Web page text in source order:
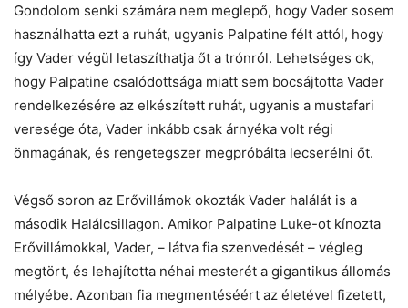
Gondolom senki számára nem meglepő, hogy Vader sosem
használhatta ezt a ruhát, ugyanis Palpatine félt attól, hogy
így Vader végül letaszíthatja őt a trónról. Lehetséges ok,
hogy Palpatine csalódottsága miatt sem bocsájtotta Vader
rendelkezésére az elkészített ruhát, ugyanis a mustafari
veresége óta, Vader inkább csak árnyéka volt régi
önmagának, és rengetegszer megpróbálta lecserélni őt.
Végső soron az Erővillámok okozták Vader halálát is a
második Halálcsillagon. Amikor Palpatine Luke-ot kínozta
Erővillámokkal, Vader, – látva fia szenvedését – végleg
megtört, és lehajította néhai mesterét a gigantikus állomás
mélyébe. Azonban fia megmentéséért az életével fizetett,